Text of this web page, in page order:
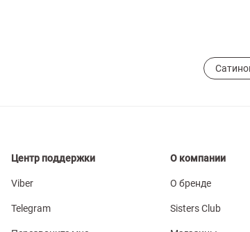
Центр поддержки
Viber
Telegram
О компании
О бренде
Sisters Club